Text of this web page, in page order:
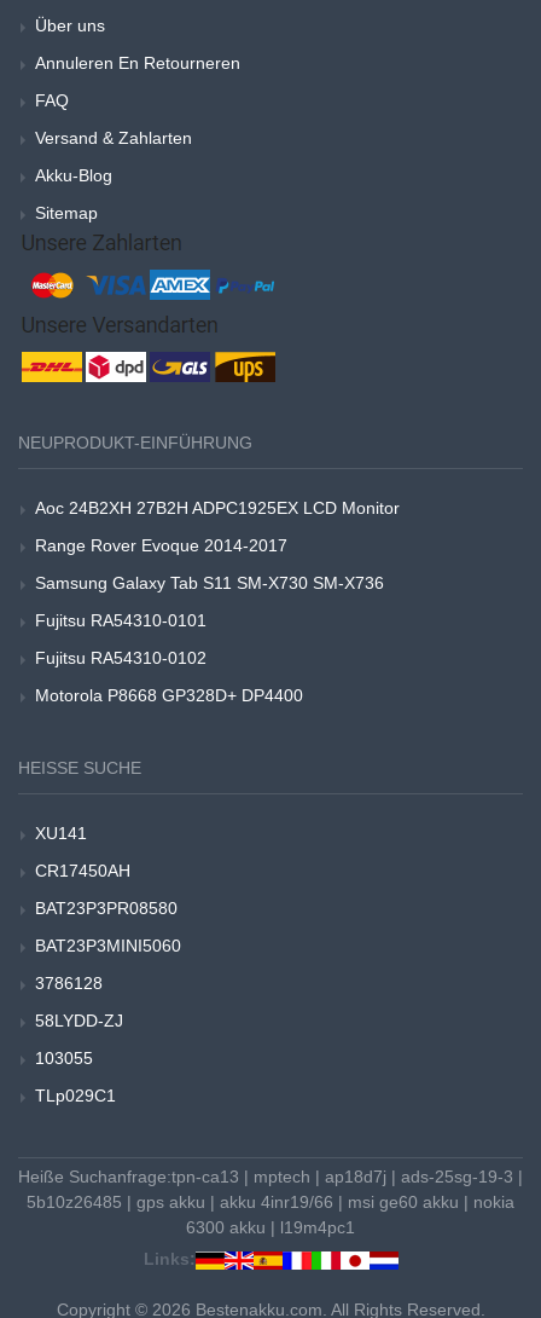
Über uns
Annuleren En Retourneren
FAQ
Versand & Zahlarten
Akku-Blog
Sitemap
NEUPRODUKT-EINFÜHRUNG
Aoc 24B2XH 27B2H ADPC1925EX LCD Monitor
Range Rover Evoque 2014-2017
Samsung Galaxy Tab S11 SM-X730 SM-X736
Fujitsu RA54310-0101
Fujitsu RA54310-0102
Motorola P8668 GP328D+ DP4400
HEISSE SUCHE
XU141
CR17450AH
BAT23P3PR08580
BAT23P3MINI5060
3786128
58LYDD-ZJ
103055
TLp029C1
Heiße Suchanfrage:tpn-ca13 | mptech | ap18d7j | ads-25sg-19-3 |
5b10z26485 | gps akku | akku 4inr19/66 | msi ge60 akku | nokia
6300 akku | l19m4pc1
Links:
Copyright © 2026 Bestenakku.com. All Rights Reserved.